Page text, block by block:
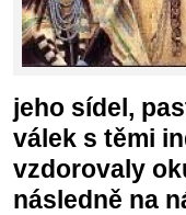
jeho sídel,
válek s těmi
vzdorovaly
následně na